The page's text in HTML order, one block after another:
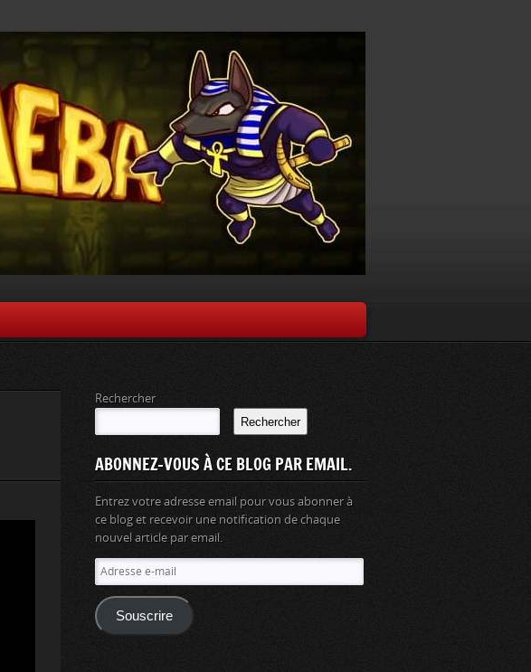
Rechercher
Rechercher
ABONNEZ-VOUS À CE BLOG PAR EMAIL.
Entrez votre adresse email pour vous abonner à
ce blog et recevoir une notification de chaque
nouvel article par email.
Adresse
e-
mail
Souscrire